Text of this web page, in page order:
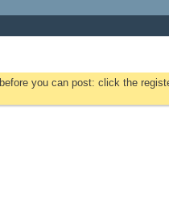
before you can post: click the